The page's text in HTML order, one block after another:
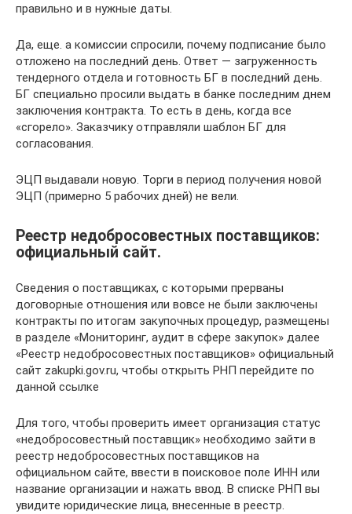
правильно и в нужные даты.
Да, еще. а комиссии спросили, почему подписание было
отложено на последний день. Ответ — загруженность
тендерного отдела и готовность БГ в последний день.
БГ специально просили выдать в банке последним днем
заключения контракта. То есть в день, когда все
«сгорело». Заказчику отправляли шаблон БГ для
согласования.
ЭЦП выдавали новую. Торги в период получения новой
ЭЦП (примерно 5 рабочих дней) не вели.
Реестр недобросовестных поставщиков:
официальный сайт.
Сведения о поставщиках, с которыми прерваны
договорные отношения или вовсе не были заключены
контракты по итогам закупочных процедур, размещены
в разделе «Мониторинг, аудит в сфере закупок» далее
«Реестр недобросовестных поставщиков» официальный
сайт zakupki.gov.ru, чтобы открыть РНП перейдите по
данной ссылке
Для того, чтобы проверить имеет организация статус
«недобросовестный поставщик» необходимо зайти в
реестр недобросовестных поставщиков на
официальном сайте, ввести в поисковое поле ИНН или
название организации и нажать ввод. В списке РНП вы
увидите юридические лица, внесенные в реестр.